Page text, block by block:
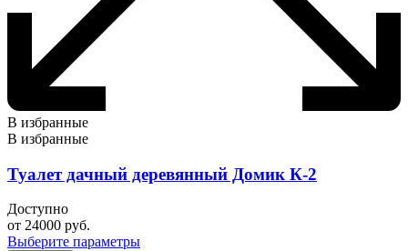
В избранные
В избранные
Туалет дачный деревянный Домик К-2
Доступно
от 24000 руб.
Выберите параметры